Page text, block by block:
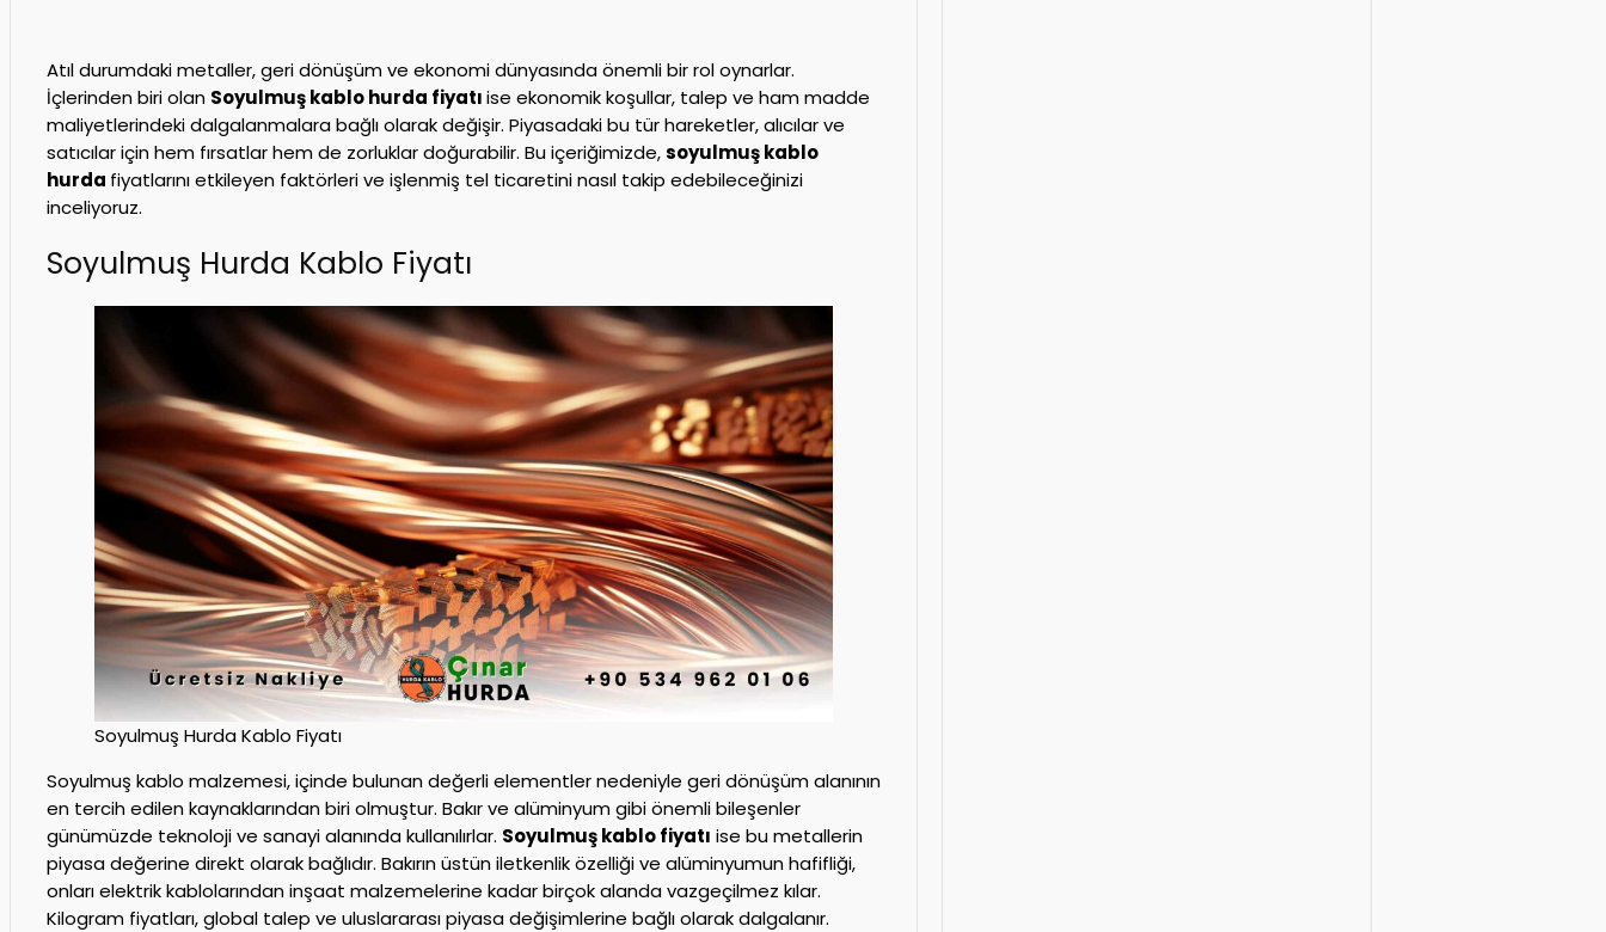
Atıl durumdaki metaller, geri dönüşüm ve ekonomi dünyasında önemli bir rol oynarlar.
İçlerinden biri olan Soyulmuş kablo hurda fiyatıise ekonomik koşullar, talep ve ham madde
maliyetlerindeki dalgalanmalara bağlı olarak değişir. Piyasadaki bu tür hareketler, alıcılar ve
satıcılar için hem fırsatlar hem de zorluklar doğurabilir. Bu içeriğimizde,soyulmuş kablo
hurda fiyatlarını etkileyen faktörleri ve işlenmiş tel ticaretini nasıl takip edebileceğinizi
inceliyoruz.
Soyulmuş Hurda Kablo Fiyatı
Soyulmuş Hurda Kablo Fiyatı
Soyulmuş kablo malzemesi, içinde bulunan değerli elementler nedeniyle geri dönüşüm alanının
en tercih edilen kaynaklarından biri olmuştur. Bakır ve alüminyum gibi önemli bileşenler
günümüzde teknoloji ve sanayi alanında kullanılırlar. Soyulmuş kablo fiyatı ise bu metallerin
piyasa değerine direkt olarak bağlıdır. Bakırın üstün iletkenlik özelliği ve alüminyumun hafifliği,
onları elektrik kablolarından inşaat malzemelerine kadar birçok alanda vazgeçilmez kılar.
Kilogram fiyatları, global talep ve uluslararası piyasa değişimlerine bağlı olarak dalgalanır.